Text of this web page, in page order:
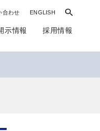
合わせ ENGLISH
示情報 採用情報